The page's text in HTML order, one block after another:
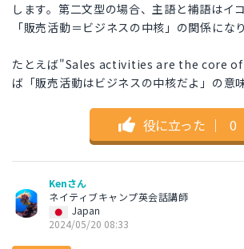
します。第二文型の場合、主語と補語はイ
「販売活動＝ビジネスの中核」の関係になり
たとえば"Sales activities are the core
ば「販売活動はビジネスの中核だよ」の意
役に立った ｜ 0
Kenさん
ネイティブキャンプ英会話講師
Japan
2024/05/20 08:33